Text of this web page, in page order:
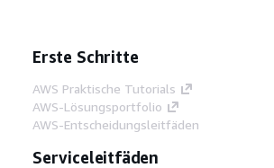
Erste Schritte
AWS Praktische Tutorials
AWS-Lösungsportfolio
AWS-Entscheidungsleitfäden
Serviceleitfäden